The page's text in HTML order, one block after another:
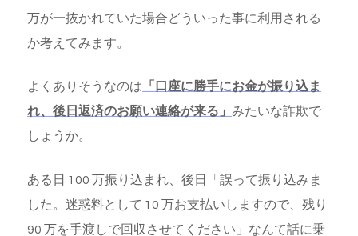
万が一抜かれていた場合どういった事に利用される
か考えてみます。
よくありそうなのは 「口座に勝手にお金が振り込ま
れ、後日返済のお願い連絡が来る」 みたいな詐欺で
しょうか。
ある日 100 万振り込まれ、後日「誤って振り込みま
した。迷惑料として 10 万お支払いしますので、残り
90 万を手渡しで回収させてください」なんて話に乗